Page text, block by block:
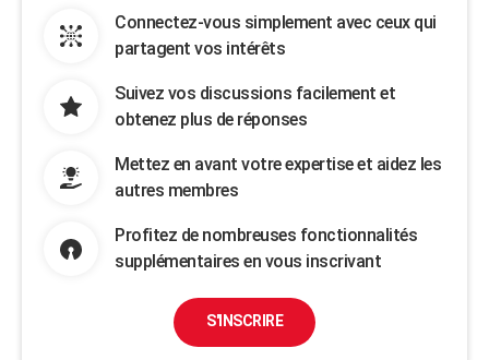
Connectez-vous simplement avec ceux qui
partagent vos intérêts
Suivez vos discussions facilement et
obtenez plus de réponses
Mettez en avant votre expertise et aidez les
autres membres
Profitez de nombreuses fonctionnalités
supplémentaires en vous inscrivant
S'INSCRIRE